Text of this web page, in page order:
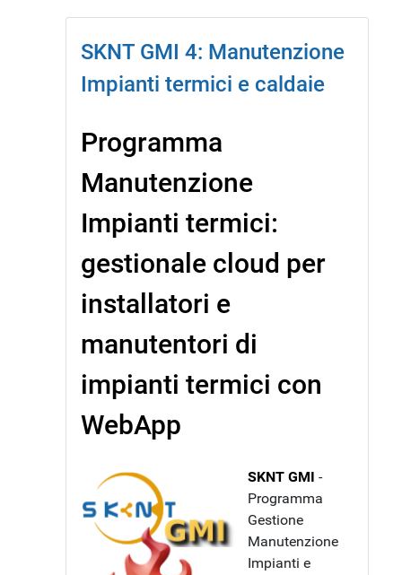
SKNT GMI 4: Manutenzione
Impianti termici e caldaie
Programma
Manutenzione
Impianti termici:
gestionale cloud per
installatori e
manutentori di
impianti termici con
WebApp
SKNT GMI -
Programma
Gestione
Manutenzione
Impianti e